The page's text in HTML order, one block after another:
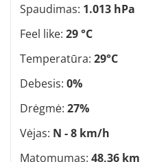
Spaudimas: 1.013 hPa
Feel like: 29 °C
Temperatūra: 29°C
Debesis: 0%
Drėgmė: 27%
Vėjas: N - 8 km/h
Matomumas: 48,36 km